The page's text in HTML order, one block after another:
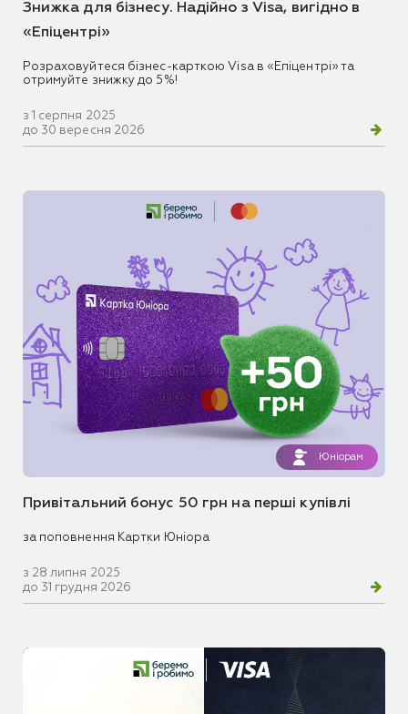
Знижка для бізнесу. Надійно з Visa, вигідно в
«Епіцентрі»
Розраховуйтеся бізнес-карткою Visa в «Епіцентрі» та
отримуйте знижку до 5%!
з 1 серпня 2025
до 30 вересня 2026
Юніорам
Привітальний бонус 50 грн на перші купівлі
за поповнення Картки Юніора
з 28 липня 2025
до 31 грудня 2026